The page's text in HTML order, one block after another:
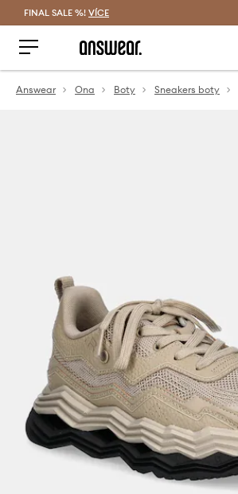
FINAL SALE %! VÍCE
Answear Ona Boty Sneakers boty